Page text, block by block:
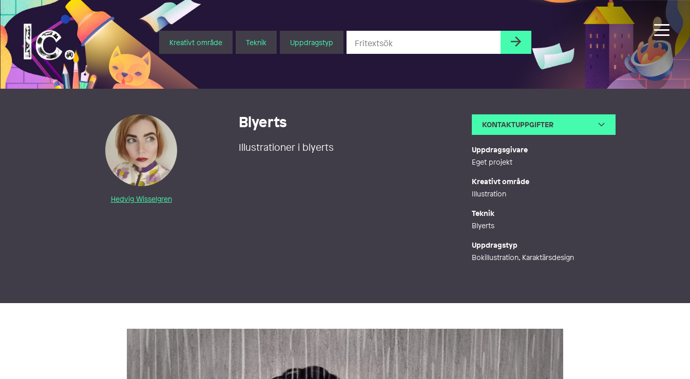
Illustratörcentrum
Kreativt område Teknik Uppdragstyp
Hedvig Wisselgren
Blyerts
Illustrationer i blyerts
KONTAKTUPPGIFTER
Webb http://hedvigwisselgren.se
Uppdragsgivare
Eget projekt
Kreativt område
Illustration
Teknik
Blyerts
Uppdragstyp
Bokillustration, Karaktärsdesign